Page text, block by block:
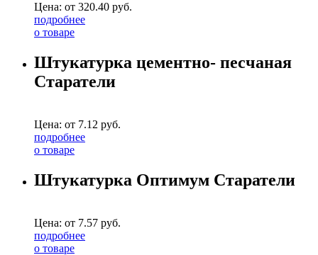
Цена: от 320.40 руб.
подробнее
о товаре
Штукатурка цементно- песчаная
Старатели
Цена: от 7.12 руб.
подробнее
о товаре
Штукатурка Оптимум Старатели
Цена: от 7.57 руб.
подробнее
о товаре